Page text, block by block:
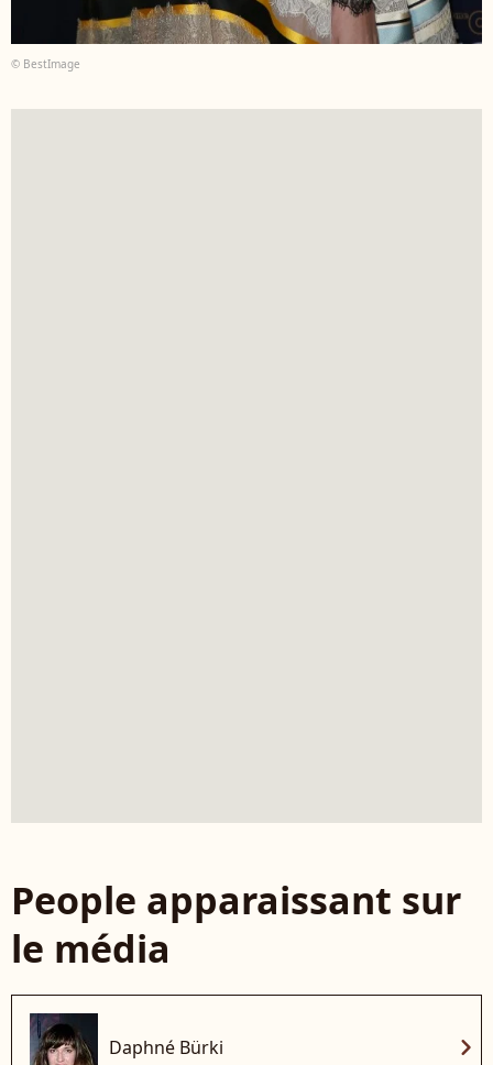
© BestImage
People apparaissant sur
le média
Daphné Bürki chevron_right